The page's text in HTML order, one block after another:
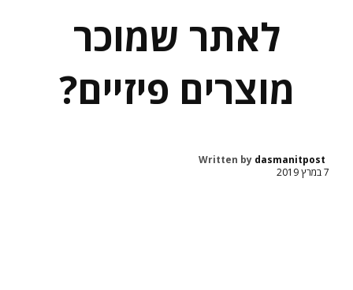
לאתר שמוכר
מוצרים פיזיים?
Written by dasmanitpost
7 במרץ 2019